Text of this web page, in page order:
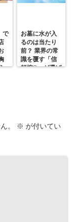
で
お墓に水が入
るのは当たり
前？ 業界の常
識を覆す「信
頼棺®」が選ば
。 ※ が付いてい